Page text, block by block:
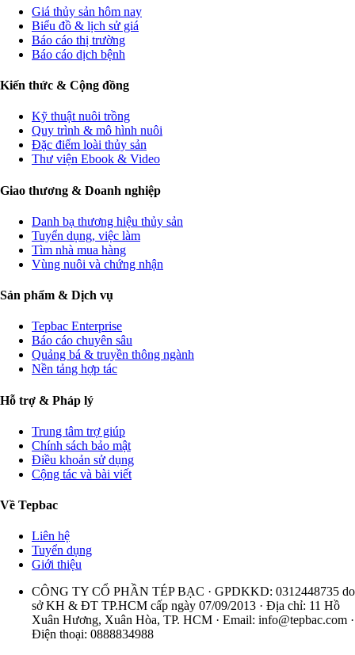
Giá thủy sản hôm nay
Biểu đồ & lịch sử giá
Báo cáo thị trường
Báo cáo dịch bệnh
Kiến thức & Cộng đồng
Kỹ thuật nuôi trồng
Quy trình & mô hình nuôi
Đặc điểm loài thủy sản
Thư viện Ebook & Video
Giao thương & Doanh nghiệp
Danh bạ thương hiệu thủy sản
Tuyển dụng, việc làm
Tìm nhà mua hàng
Vùng nuôi và chứng nhận
Sản phẩm & Dịch vụ
Tepbac Enterprise
Báo cáo chuyên sâu
Quảng bá & truyền thông ngành
Nền tảng hợp tác
Hỗ trợ & Pháp lý
Trung tâm trợ giúp
Chính sách bảo mật
Điều khoản sử dụng
Cộng tác và bài viết
Về Tepbac
Liên hệ
Tuyển dụng
Giới thiệu
CÔNG TY CỔ PHẦN TÉP BẠC · GPDKKD: 0312448735 do
sở KH & ĐT TP.HCM cấp ngày 07/09/2013 · Địa chỉ: 11 Hồ
Xuân Hương, Xuân Hòa, TP. HCM · Email: info@tepbac.com ·
Điện thoại: 0888834988